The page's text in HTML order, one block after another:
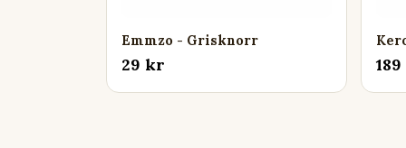
Emmzo - Grisknorr
29 kr